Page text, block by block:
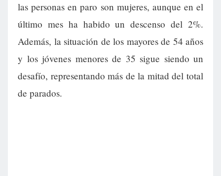
las personas en paro son mujeres, aunque en el
último mes ha habido un descenso del 2%.
Además, la situación de los mayores de 54 años
y los jóvenes menores de 35 sigue siendo un
desafío, representando más de la mitad del total
de parados.